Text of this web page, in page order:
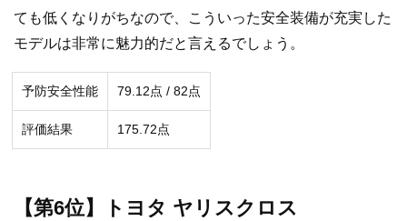
ても低くなりがちなので、こういった安全装備が充実した
モデルは非常に魅力的だと言えるでしょう。
予防安全性能 79.12点 / 82点
評価結果 175.72点
【第6位】トヨタ ヤリスクロス